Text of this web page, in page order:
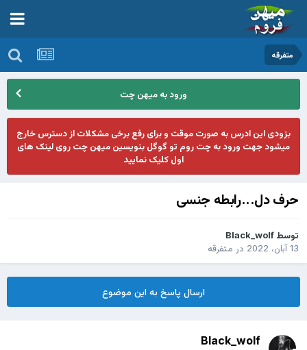
متفرقه
ورود به میهن چت
بزودی این ادرس به صورت موقت و برای رفع برخی مشکلات از دسترس خارج
میشود جهت ورود به چت روم تو گوگل بنویسین میهن چت روی لینک های
اول کلیک نمایید
حرف دل...رابطه جنسی
توسط Black_wolf
13 آبان، 2022
در متفرقه
ارسال پاسخ به این موضوع
Black_wolf